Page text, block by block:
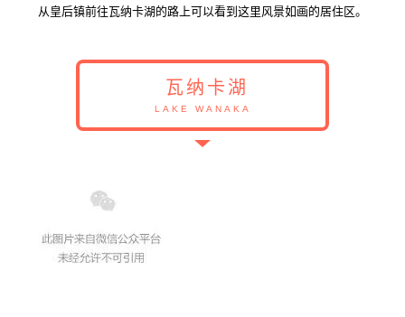
从皇后镇前往瓦纳卡湖的路上可以看到这里风景如画的居住区。
瓦纳卡湖
LAKE WANAKA